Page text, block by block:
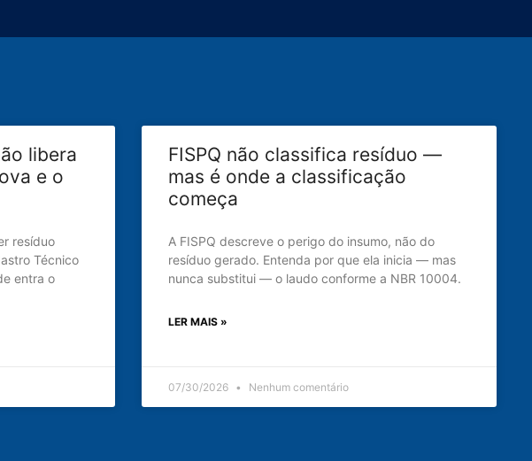
libera
e o
resíduo
Técnico
entra o
FISPQ não classifica resíduo —
mas é onde a classificação
começa
A FISPQ descreve o perigo do insumo, não do
resíduo gerado. Entenda por que ela inicia — mas
nunca substitui — o laudo conforme a NBR 10004.
LER MAIS »
07/30/2026 Nenhum comentário